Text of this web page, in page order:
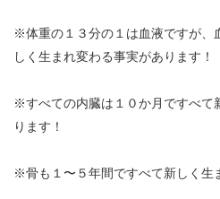
※体重の１３分の１は血液ですが、
しく生まれ変わる事実があります！
※すべての内臓は１０か月ですべて
ります！
※骨も１〜５年間ですべて新しく生